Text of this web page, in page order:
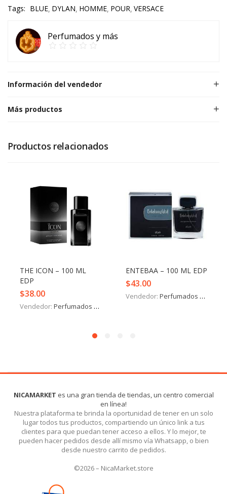
Tags: BLUE DYLAN HOMME POUR VERSACE
Perfumados y más
Información del vendedor
Más productos
Productos relacionados
THE ICON – 100 ML
EDP
$38.00
Vendedor: Perfumados y más
ENTEBAA – 100 ML EDP
$43.00
Vendedor: Perfumados y más
NICAMARKET es una gran tienda de tiendas, un centro comercial
en línea!
Nuestra plataforma te brinda la oportunidad de tener en un solo
lugar todos tus productos, compartiendo un único link a tus
clientes para que puedan tener acceso a ellos. Y lo mejor, te
pueden hacer pedidos desde allí mismo vía Whatsapp, o bien
desde nuestro carrito de pedidos.
©2026 – NicaMarket.store